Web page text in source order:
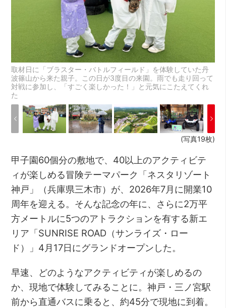
取材日に「ブラスター・バトルフィールド」を体験していた丹
波篠山から来た親子。この日が3度目の来園。雨でも走り回って
対戦に参加し、「すごく楽しかった！」と元気にこたえてくれ
た
(写真19枚)
甲子園60個分の敷地で、40以上のアクティビテ
ィが楽しめる冒険テーマパーク「ネスタリゾート
神戸」（兵庫県三木市）が、2026年7月に開業10
周年を迎える。そんな記念の年に、さらに2万平
方メートルに5つのアトラクションを有する新エ
リア「SUNRISE ROAD（サンライズ・ロー
ド）」4月17日にグランドオープンした。
早速、どのようなアクティビティが楽しめるの
か、現地で体験してみることに。神戸・三ノ宮駅
前から直通バスに乗ると、約45分で現地に到着。